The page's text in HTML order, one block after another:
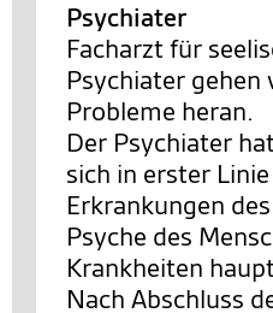
Psychiater
Facharzt für
Psychiater gehen
Probleme heran.
Der Psychiater
sich in erster
Erkrankungen
Psyche des
Krankheiten
Nach Abschluss